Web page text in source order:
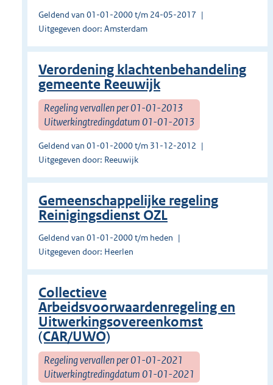
Geldend van 01-01-2000 t/m 24-05-2017
Uitgegeven door: Amsterdam
Verordening klachtenbehandeling
gemeente Reeuwijk
Regeling vervallen per 01-01-2013
Uitwerkingtredingdatum 01-01-2013
Geldend van 01-01-2000 t/m 31-12-2012
Uitgegeven door: Reeuwijk
Gemeenschappelijke regeling
Reinigingsdienst OZL
Geldend van 01-01-2000 t/m heden
Uitgegeven door: Heerlen
Collectieve
Arbeidsvoorwaardenregeling en
Uitwerkingsovereenkomst
(CAR/UWO)
Regeling vervallen per 01-01-2021
Uitwerkingtredingdatum 01-01-2021